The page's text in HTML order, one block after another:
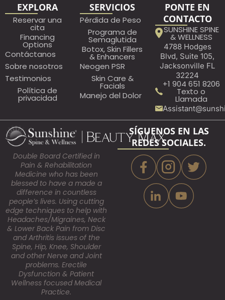
EXPLORA
Reservar una
cita
Financing
Options
Contáctanos
Sobre nosotros
Testimonios
Política de
privacidad
SERVICIOS
Pérdida de Peso
Programa de
Semaglutida
Botox, Skin Fillers
& Enhancers
Neogen PSR
Skin Care &
Facials
Manejo del Dolor
PONTE EN
CONTACTO
SUNSHINE SPINE
& WELLNESS
4788 Hodges
Blvd, Suite 105,
Jacksonville FL
32224
+1 904 651 8206
Texto o
Llamada
Double Board Certified in
Pain & Rehabilitation
Medicine who has been
blessed to have a made a
difference in countless
people’s lives. Using cutting
edge techniques to help with
Headaches/Migraines, Neck
& Lower Back Pain from Disc
and Arthritis issues of the
Spine, Hip, Knee, Shoulder
and other Nerve and Joint
problems. Erectile
Dysfunction & Patient
Wellness focused Medical
Practice.
SÍGUENOS EN LAS
REDES SOCIALES.